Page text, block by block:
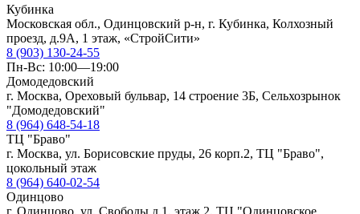
Кубинка
Московская обл., Одинцовский р-н, г. Кубинка, Колхозный
проезд, д.9А, 1 этаж, «СтройСити»
8 (903) 130-24-55
Пн-Вс: 10:00—19:00
Домодедовский
г. Москва, Ореховый бульвар, 14 строение 3Б, Сельхозрынок
"Домодедовский"
8 (964) 648-54-18
ТЦ "Браво"
г. Москва, ул. Борисовские пруды, 26 корп.2, ТЦ "Браво",
цокольный этаж
8 (964) 640-02-54
Одинцово
г. Одинцово, ул. Свободы д.1, этаж 2, ТЦ "Одинцовское